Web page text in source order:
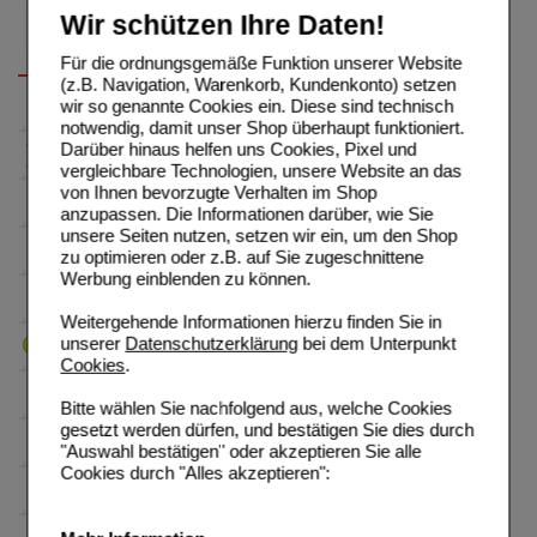
Wir schützen Ihre Daten!
Für die ordnungsgemäße Funktion unserer Website
(z.B. Navigation, Warenkorb, Kundenkonto) setzen
wir so genannte Cookies ein. Diese sind technisch
notwendig, damit unser Shop überhaupt funktioniert.
Darüber hinaus helfen uns Cookies, Pixel und
vergleichbare Technologien, unsere Website an das
von Ihnen bevorzugte Verhalten im Shop
anzupassen. Die Informationen darüber, wie Sie
unsere Seiten nutzen, setzen wir ein, um den Shop
zu optimieren oder z.B. auf Sie zugeschnittene
Werbung einblenden zu können.
Weitergehende Informationen hierzu finden Sie in
unserer Datenschutzerklärungbei dem Unterpunkt
Cookies.
Bitte wählen Sie nachfolgend aus, welche Cookies
gesetzt werden dürfen, und bestätigen Sie dies durch
"Auswahl bestätigen" oder akzeptieren Sie alle
Cookies durch "Alles akzeptieren":